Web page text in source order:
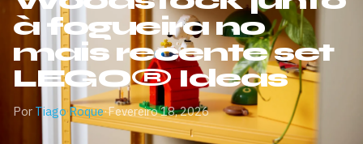
à fogueira no
mais recente set
LEGO® Ideas
Por Tiago Roque·Fevereiro 18, 2026